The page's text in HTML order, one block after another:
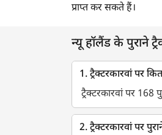
बेंगलुरु ग्रामीण
हमीरपुर
गंगानगर
खगड़िया
मधेपुरा
प्राप्त कर सकते हैं।
न्यू हॉलैंड के पुराने
1. ट्रैक्टरकारवां पर
ट्रैक्टरकारवां पर 168
2. ट्रैक्टरकारवां पर